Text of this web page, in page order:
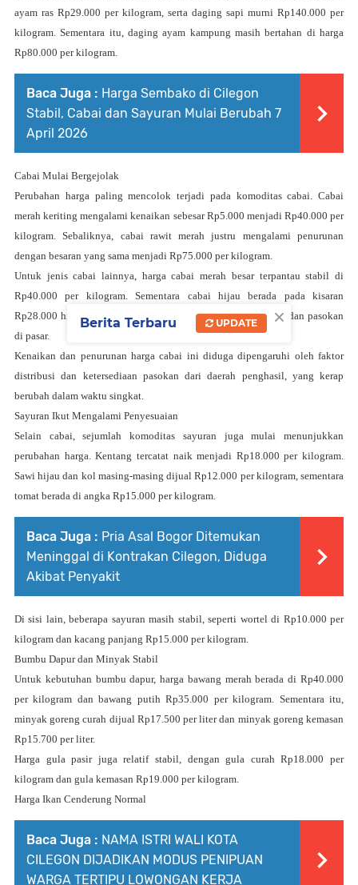
ayam ras Rp29.000 per kilogram, serta daging sapi murni Rp140.000 per
kilogram. Sementara itu, daging ayam kampung masih bertahan di harga
Rp80.000 per kilogram.
Baca Juga : Harga Sembako di Cilegon
Stabil, Cabai dan Sayuran Mulai Berubah 7
April 2026
Cabai Mulai Bergejolak
Perubahan harga paling mencolok terjadi pada komoditas cabai. Cabai
merah keriting mengalami kenaikan sebesar Rp5.000 menjadi Rp40.000 per
kilogram. Sebaliknya, cabai rawit merah justru mengalami penurunan
dengan besaran yang sama menjadi Rp75.000 per kilogram.
Untuk jenis cabai lainnya, harga cabai merah besar terpantau stabil di
Rp40.000 per kilogram. Sementara cabai hijau berada pada kisaran
Rp28.000 hingga Rp29.000 per kilogram, tergantung kualitas dan pasokan
di pasar.
Kenaikan dan penurunan harga cabai ini diduga dipengaruhi oleh faktor
distribusi dan ketersediaan pasokan dari daerah penghasil, yang kerap
berubah dalam waktu singkat.
Sayuran Ikut Mengalami Penyesuaian
Selain cabai, sejumlah komoditas sayuran juga mulai menunjukkan
perubahan harga. Kentang tercatat naik menjadi Rp18.000 per kilogram.
Sawi hijau dan kol masing-masing dijual Rp12.000 per kilogram, sementara
tomat berada di angka Rp15.000 per kilogram.
Baca Juga : Pria Asal Bogor Ditemukan
Meninggal di Kontrakan Cilegon, Diduga
Akibat Penyakit
Di sisi lain, beberapa sayuran masih stabil, seperti wortel di Rp10.000 per
kilogram dan kacang panjang Rp15.000 per kilogram.
Bumbu Dapur dan Minyak Stabil
Untuk kebutuhan bumbu dapur, harga bawang merah berada di Rp40.000
per kilogram dan bawang putih Rp35.000 per kilogram. Sementara itu,
minyak goreng curah dijual Rp17.500 per liter dan minyak goreng kemasan
Rp15.700 per liter.
Harga gula pasir juga relatif stabil, dengan gula curah Rp18.000 per
kilogram dan gula kemasan Rp19.000 per kilogram.
Harga Ikan Cenderung Normal
Baca Juga : NAMA ISTRI WALI KOTA
CILEGON DIJADIKAN MODUS PENIPUAN
WARGA TERTIPU LOWONGAN KERJA
×
Berita Terbaru UPDATE